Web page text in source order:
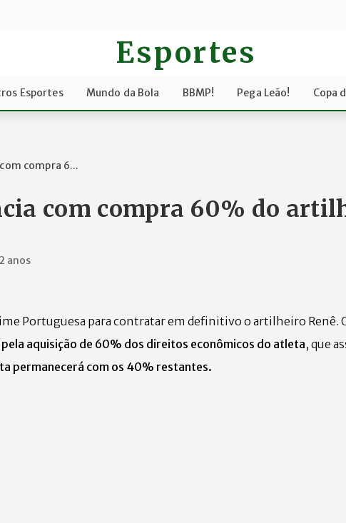
Esportes
Esportes Mundo da Bola BBMP! Pega Leão! Copa
compra 6...
com compra 60% do
anos
Portuguesa para contratar em definitivo o artilheiro Renê.
pela aquisição de 60% dos direitos econômicos do atleta, que
permanecerá com os 40% restantes.